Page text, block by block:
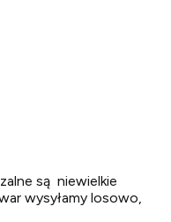
są niewielkie
wysyłamy losowo,